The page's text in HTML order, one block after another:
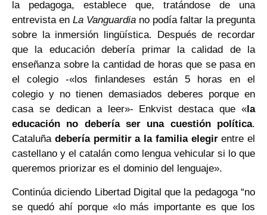
la pedagoga, establece que, tratándose de una
entrevista en La Vanguardia no podía faltar la pregunta
sobre la inmersión lingüística. Después de recordar
que la educación debería primar la calidad de la
enseñanza sobre la cantidad de horas que se pasa en
el colegio -«los finlandeses están 5 horas en el
colegio y no tienen demasiados deberes porque en
casa se dedican a leer»- Enkvist destaca que « la
educación no debería ser una cuestión política.
Cataluña debería permitir a la familia elegirentre el
castellano y el catalán como lengua vehicular si lo que
queremos priorizar es el dominio del lenguaje».
Continúa diciendo Libertad Digital que la pedagoga “no
se quedó ahí porque «lo más importante es que los